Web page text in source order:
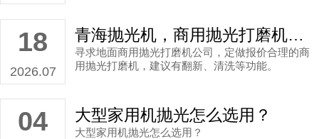
18
2026.07
青海抛光机，商用抛光打磨机公司直销案例
寻求地面商用抛光打磨机公司，定做报价合理的商
用抛光打磨机，建议有翻新、清洗等功能。
04 大型家用机抛光怎么选用？
大型家用机抛光怎么选用？